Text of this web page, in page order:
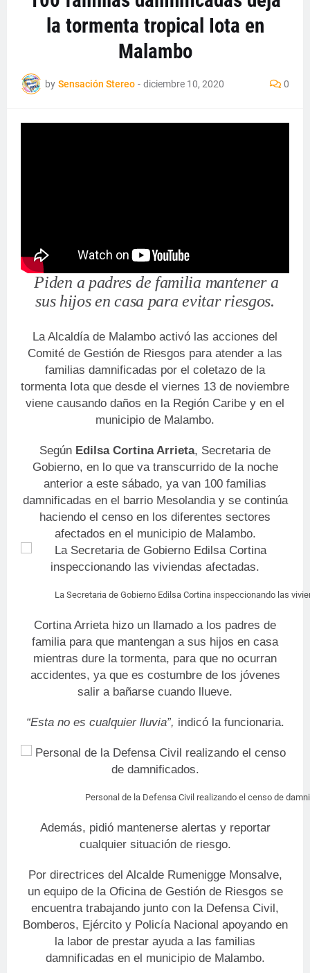
la tormenta tropical Iota en
Malambo
by Sensación Stereo - diciembre 10, 2020 0
Piden a padres de familia mantener a
sus hijos en casa para evitar riesgos.
La Alcaldía de Malambo activó las acciones del
Comité de Gestión de Riesgos para atender a las
familias damnificadas por el coletazo de la
tormenta Iota que desde el viernes 13 de noviembre
viene causando daños en la Región Caribe y en el
municipio de Malambo.
Según Edilsa Cortina Arrieta, Secretaria de
Gobierno, en lo que va transcurrido de la noche
anterior a este sábado, ya van 100 familias
damnificadas en el barrio Mesolandia y se continúa
haciendo el censo en los diferentes sectores
afectados en el municipio de Malambo.
La Secretaria de Gobierno Edilsa Cortina inspeccionando las
Cortina Arrieta hizo un llamado a los padres de
familia para que mantengan a sus hijos en casa
mientras dure la tormenta, para que no ocurran
accidentes, ya que es costumbre de los jóvenes
salir a bañarse cuando llueve.
“Esta no es cualquier lluvia”, indicó la funcionaria.
Personal de la Defensa Civil realizando el censo de
Además, pidió mantenerse alertas y reportar
cualquier situación de riesgo.
Por directrices del Alcalde Rumenigge Monsalve,
un equipo de la Oficina de Gestión de Riesgos se
encuentra trabajando junto con la Defensa Civil,
Bomberos, Ejército y Policía Nacional apoyando en
la labor de prestar ayuda a las familias
damnificadas en el municipio de Malambo.